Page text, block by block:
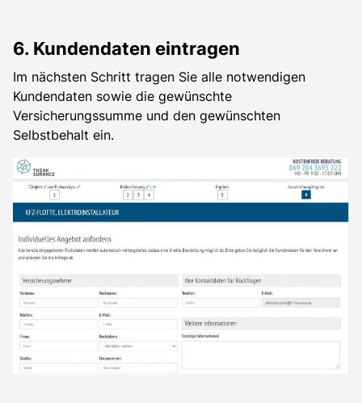
6. Kundendaten eintragen
Im nächsten Schritt tragen Sie alle notwendigen
Kundendaten sowie die gewünschte
Versicherungssumme und den gewünschten
Selbstbehalt ein.